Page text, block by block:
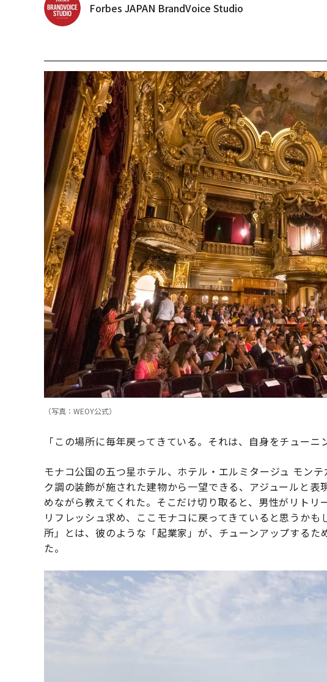
Forbes JAPAN BrandVoice Studio
（写真：WEOY公式）
「この場所に毎年戻ってきている。それは、自身をチューニ
モナコ公国の五つ星ホテル、ホテル・エルミタージュ モン
ク調の装飾が施された建物から一望できる、アジュールと
めながら教えてくれた。そこだけ切り取ると、男性がリト
リフレッシュ求め、ここモナコに戻ってきていると思うか
所」とは、彼のような「起業家」が、チューンアップする
た。